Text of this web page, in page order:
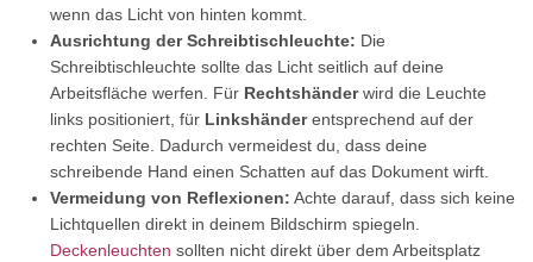
wenn das Licht von hinten kommt.
Ausrichtung der Schreibtischleuchte: Die
Schreibtischleuchte sollte das Licht seitlich auf deine
Arbeitsfläche werfen. Für Rechtshänderwird die Leuchte
links positioniert, für Linkshänderentsprechend auf der
rechten Seite. Dadurch vermeidest du, dass deine
schreibende Hand einen Schatten auf das Dokument wirft.
Vermeidung von Reflexionen: Achte darauf, dass sich keine
Lichtquellen direkt in deinem Bildschirm spiegeln.
Deckenleuchten sollten nicht direkt über dem Arbeitsplatz